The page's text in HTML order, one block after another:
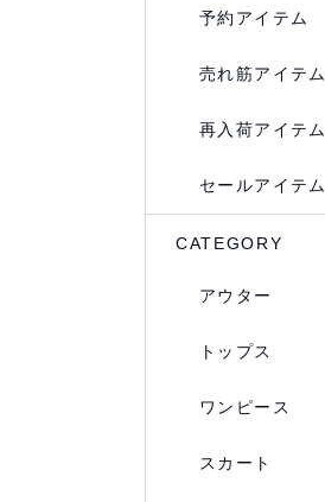
予約アイテム
売れ筋アイテム
再入荷アイテム
セールアイテム
CATEGORY
アウター
トップス
ワンピース
スカート